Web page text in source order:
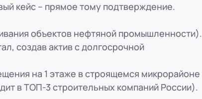
33
кейс – прямое тому подтверждение.
объектов нефтяной промышленности).
создав актив с долгосрочной
на 1 этаже в строящемся микрорайоне
в ТОП-3 строительных компаний России).